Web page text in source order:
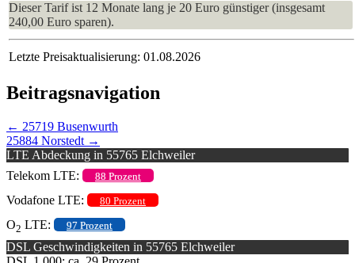
Dieser Tarif ist 12 Monate lang je 20 Euro günstiger (insgesamt
240,00 Euro sparen).
Letzte Preisaktualisierung: 01.08.2026
Beitragsnavigation
← 25719 Busenwurth
25884 Norstedt →
LTE Abdeckung in 55765 Elchweiler
Telekom LTE:
88 Prozent
Vodafone LTE: 80 Prozent
O2 LTE: 97 Prozent
DSL Geschwindigkeiten in 55765 Elchweiler